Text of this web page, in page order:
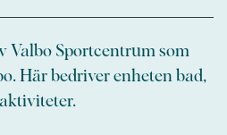
Valbo Sportcentrum som
Här bedriver enheten bad,